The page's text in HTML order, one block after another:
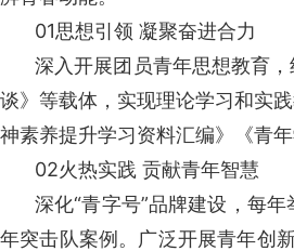
01思想引领 凝聚奋进合力
深入开展团员青年思想教育
谈》等载体，实现理论学习和实
神素养提升学习资料汇编》《青
02火热实践 贡献青年智慧
深化“青字号”品牌建设，每
年突击队案例。广泛开展青年创